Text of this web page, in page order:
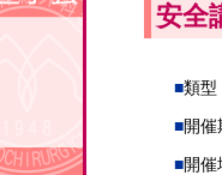
安全
類型
開催
開催